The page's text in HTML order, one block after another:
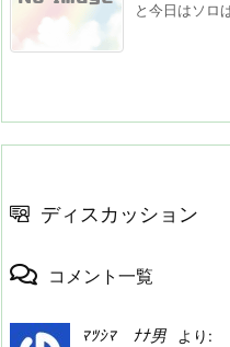
と今日はソロ
ディスカッション
コメント一覧
ﾏﾂｼﾏ ﾅﾅ男
より: